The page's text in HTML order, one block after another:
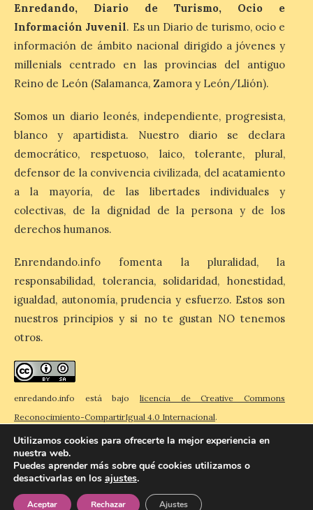
España de oeste a este, y
que movilizará a varios millones de
personas para disfrutar de este
acontecimiento histórico. Algunas
El Ayuntamiento de
Segovia presenta “Música
para un eclipse”, un
concierto único con
motivo del eclipse de sol
10 Ago 2026
La cita, que se celebrará el
enlosado de la Catedral,
incluye el estreno absoluto
de una composición del
músico segoviano Geni Uñón. Turismo de
Segovia lanza el Premio Internacional de
Fotografía del Eclipse “Segovia bajo […]
València prepara un
operativo especial de
limpieza en las playas y el
punto de observación para
el eclipse solar del día 12
10 Ago 2026
El Ayuntamiento ha
coordinado este refuerzo
Enredando, Diario de Turismo, Ocio e
Información Juvenil. Es un Diario de turismo, ocio e
información de ámbito nacional dirigido a jóvenes y
millenials centrado en las provincias del antiguo
Reino de León (Salamanca, Zamora y León/Llión).
Somos un diario leonés, independiente, progresista,
blanco y apartidista. Nuestro diario se declara
democrático, respetuoso, laico, tolerante, plural,
defensor de la convivencia civilizada, del acatamiento
a la mayoría, de las libertades individuales y
colectivas, de la dignidad de la persona y de los
derechos humanos.
Enrendando.info fomenta la pluralidad, la
responsabilidad, tolerancia, solidaridad, honestidad,
igualdad, autonomía, prudencia y esfuerzo. Estos son
nuestros principios y si no te gustan NO tenemos
otros.
enredando.info está bajo licencia de Creative Commons
Reconocimiento-CompartirIgual 4.0 Internacional.
© 2026 Enredando Política de privacidad
Utilizamos cookies para ofrecerte la mejor experiencia en
nuestra web.
Puedes aprender más sobre qué cookies utilizamos o
desactivarlas en los ajustes.
Aceptar Rechazar Ajustes